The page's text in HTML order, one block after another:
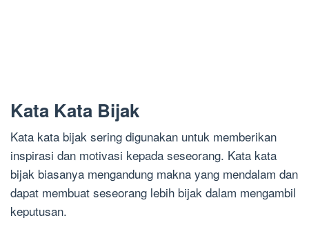
Kata Kata Bijak
Kata kata bijak sering digunakan untuk memberikan
inspirasi dan motivasi kepada seseorang. Kata kata
bijak biasanya mengandung makna yang mendalam dan
dapat membuat seseorang lebih bijak dalam mengambil
keputusan.